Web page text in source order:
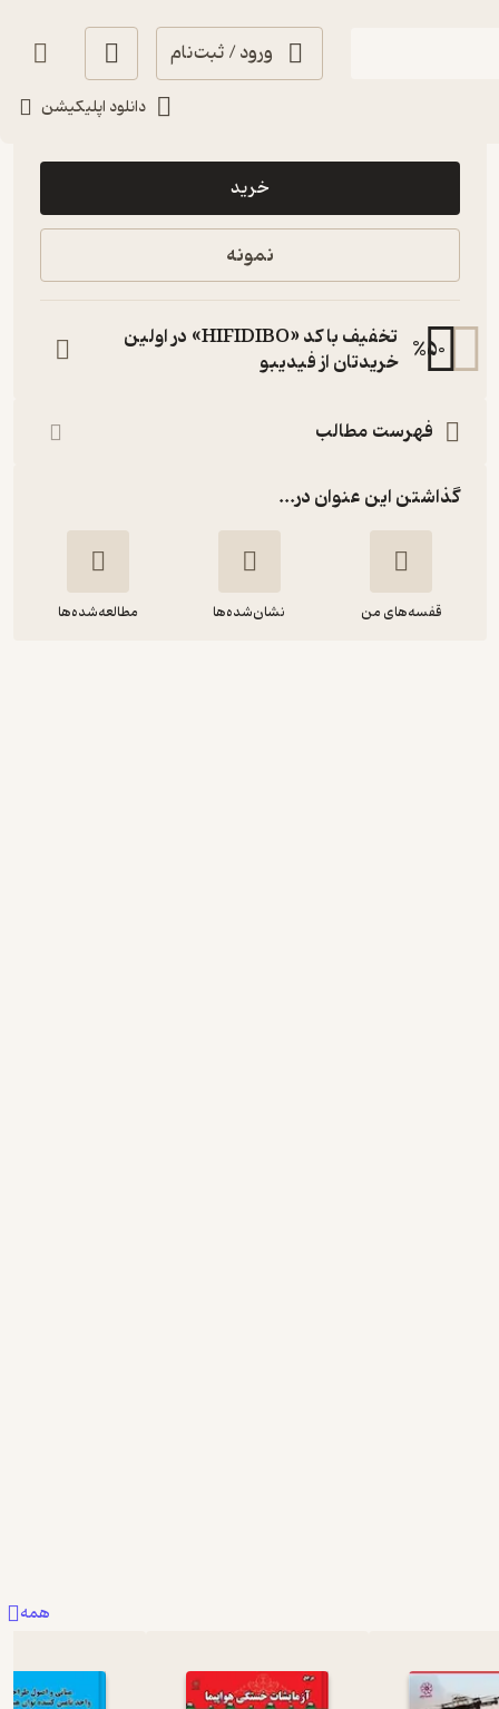
ورود / ثبت‌نام
دانلود اپلیکیشن
24,000
خرید
نمونه
%50
تخفیف با کد «HIFIDIBO» در اولین
خریدتان از فیدیبو
فهرست مطالب
گذاشتن این عنوان در...
قفسه‌های من نشان‌شده‌ها مطالعه‌شده‌ها
همه